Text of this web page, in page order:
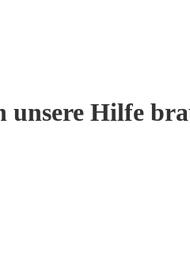
Hilfe